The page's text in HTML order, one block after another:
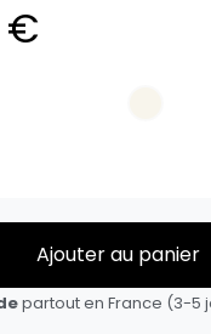
€
Ajouter au panier
partout en France (3-5